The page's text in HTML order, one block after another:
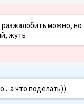
разжалобить можно, но
жуть
а что поделать))